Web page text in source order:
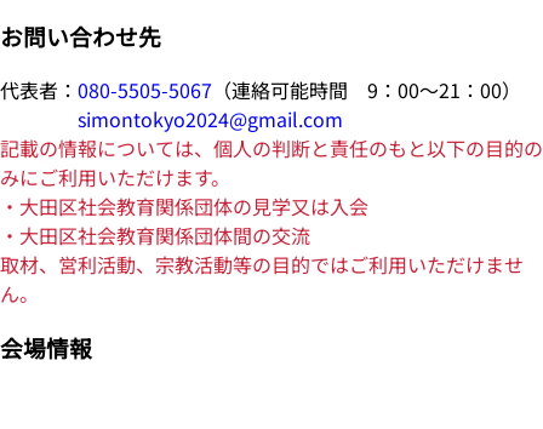
お問い合わせ先
代表者： 080-5505-5067 （連絡可能時間 9：00～21：00）
simontokyo2024@gmail.com
記載の情報については、個人の判断と責任のもと以下の目的の
みにご利用いただけます。
・大田区社会教育関係団体の見学又は入会
・大田区社会教育関係団体間の交流
取材、営利活動、宗教活動等の目的ではご利用いただけませ
ん。
会場情報